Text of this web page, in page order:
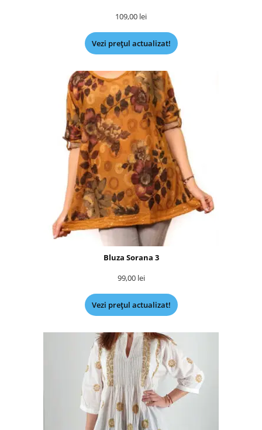
109,00 lei
Vezi prețul actualizat!
Bluza Sorana 3
99,00 lei
Vezi prețul actualizat!